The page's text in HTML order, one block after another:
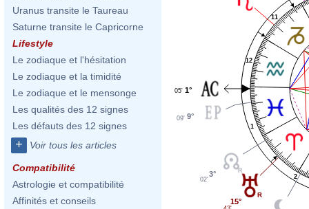
Uranus transite le Taureau
Saturne transite le Capricorne
Lifestyle
Le zodiaque et l'hésitation
Le zodiaque et la timidité
Le zodiaque et le mensonge
Les qualités des 12 signes
Les défauts des 12 signes
+ Voir tous les articles
Compatibilité
Astrologie et compatibilité
Affinités et conseils
1
2
11
12
1°
05'
9°
09'
3°
02'
15°